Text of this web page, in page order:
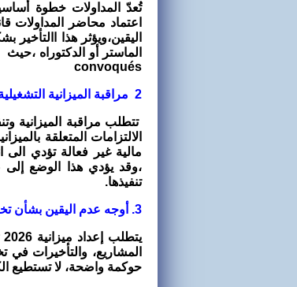
تُعدّ المداولات خطوة
اعتماد محاضر المداولات
اليقين،ويؤثر هذا
الماستر أو الدكتوراه ،حيث
convoqués
2 مراقبة الميزانية التشغيلية
تتطلب مراقبة الميزانية
الالتزامات المتعلقة
مالية غير فعالة تؤدي الى
،وقد يؤدي هذا الوضع
تنفيذها.
3. أوجه عدم اليقين بشأن
المشاريع، والتأخيرات
حوكمة واضحة، لا تستطيع